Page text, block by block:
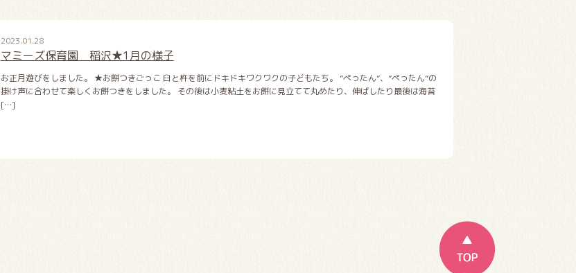
2023.01.28
マミーズ保育園 稲沢★1月の様子
お正月遊びをしました。 ★お餅つきごっこ 臼と杵を前にドキドキワクワクの子どもたち。 ”ぺったん”、”ぺったん”の
掛け声に合わせて楽しくお餅つきをしました。 その後は小麦粘土をお餅に見立てて丸めたり、伸ばしたり最後は海苔
[…]